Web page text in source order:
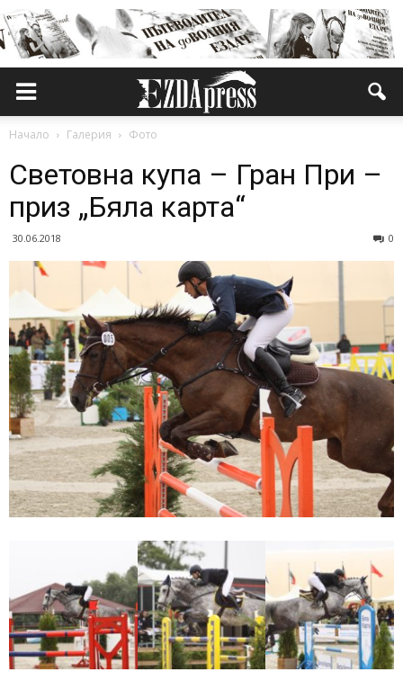
Начало Галерия Фото
Световна купа – Гран При –
приз „Бяла карта“
30.06.2018 0